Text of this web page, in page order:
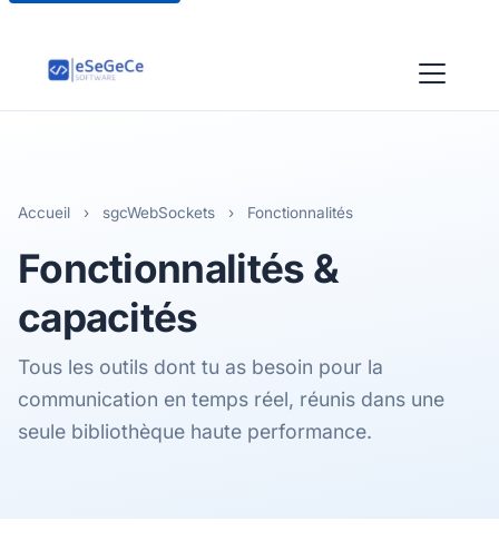
Accueil › sgcWebSockets › Fonctionnalités
Fonctionnalités &
capacités
Tous les outils dont tu as besoin pour la
communication en temps réel, réunis dans une
seule bibliothèque haute performance.